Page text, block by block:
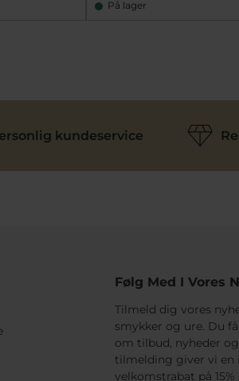
På lager
kundeservice
Følg Med I Vores
Tilmeld dig vores
smykker og ure. Du
om tilbud, nyheder
tilmelding giver vi en
velkomstrabat på